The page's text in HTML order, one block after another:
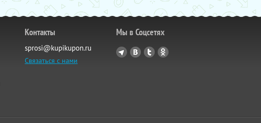
Контакты
sprosi@kupikupon.ru
Связаться с нами
Мы в Соцсетях